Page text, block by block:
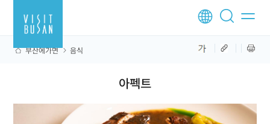
부산에가면 음식
아펙트